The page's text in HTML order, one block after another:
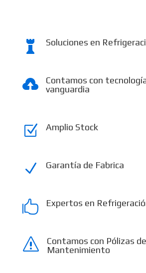
 Soluciones en

Contamos con
vanguardia
Z Amplio Stock
N Garantía de Fabrica
 Expertos en
s
Contamos con Pólizas de
Mantenimiento